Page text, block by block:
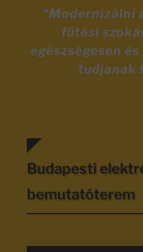
“Modernizálni
fűtési
egészségesen
tudjanak
Budapesti
bemutatóterem